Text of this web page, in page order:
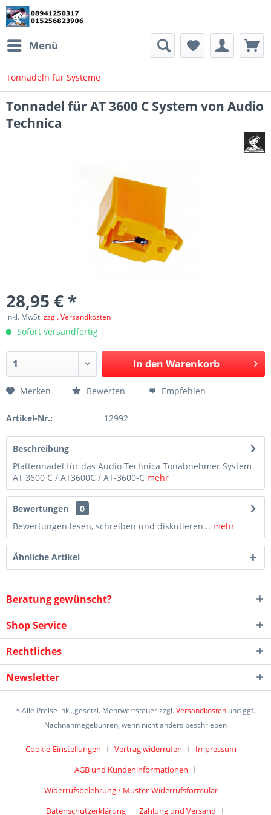
Menü
Tonnadeln für Systeme
Tonnadel für AT 3600 C System von Audio
Technica
28,95 € *
inkl. MwSt.zzgl. Versandkosten
Sofort versandfertig
In den Warenkorb
Merken Bewerten Empfehlen
Artikel-Nr.: 12992
Beschreibung
Plattennadel für das Audio Technica Tonabnehmer System
AT 3600 C / AT3600C / AT-3600-C mehr
Bewertungen
0
Bewertungen lesen, schreiben und diskutieren... mehr
Ähnliche Artikel
Beratung gewünscht?
Shop Service
Rechtliches
Newsletter
* Alle Preise inkl. gesetzl. Mehrwertsteuer zzgl.Versandkosten und ggf.
Nachnahmegebühren, wenn nicht anders beschrieben
Cookie-Einstellungen Vertrag widerrufen
Impressum
AGB und Kundeninformationen
Widerrufsbelehrung / Muster-Widerrufsformular
Datenschutzerklärung
Zahlung und Versand